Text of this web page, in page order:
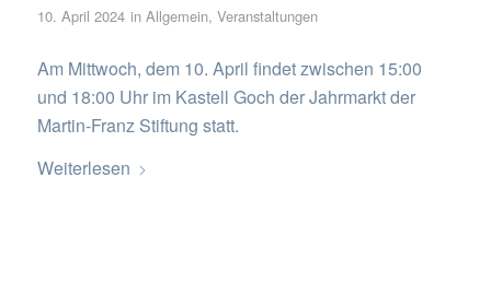
10. April 2024 in Allgemein, Veranstaltungen
Am Mittwoch, dem 10. April findet zwischen 15:00
und 18:00 Uhr im Kastell Goch der Jahrmarkt der
Martin-Franz Stiftung statt.
Weiterlesen